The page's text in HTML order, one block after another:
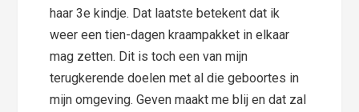
haar 3e kindje. Dat laatste betekent dat ik
weer een tien-dagen kraampakket in elkaar
mag zetten. Dit is toch een van mijn
terugkerende doelen met al die geboortes in
mijn omgeving. Geven maakt me blij en dat zal